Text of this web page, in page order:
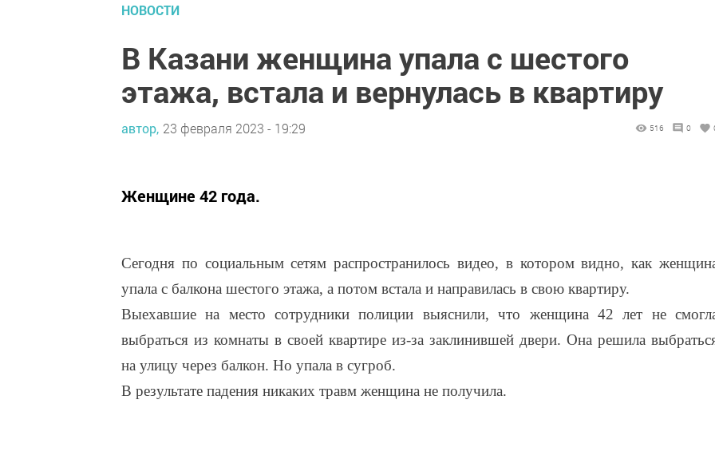
НОВОСТИ
В Казани женщина упала с шестого
этажа, встала и вернулась в квартиру
автор, 23 февраля 2023 - 19:29 516 0
Женщине 42 года.
Сегодня по социальным сетям распространилось видео, в котором видно, как
упала с балкона шестого этажа, а потом встала и направилась в свою квартиру.
Выехавшие на место сотрудники полиции выяснили, что женщина 42 лет не
выбраться из комнаты в своей квартире из-за заклинившей двери. Она решила
на улицу через балкон. Но упала в сугроб.
В результате падения никаких травм женщина не получила.